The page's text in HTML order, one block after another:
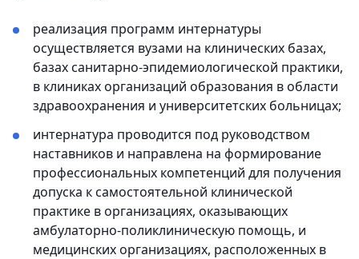
реализация программ интернатуры
осуществляется вузами на клинических базах,
базах санитарно-эпидемиологической практики,
в клиниках организаций образования в области
здравоохранения и университетских больницах;
интернатура проводится под руководством
наставников и направлена на формирование
профессиональных компетенций для получения
допуска к самостоятельной клинической
практике в организациях, оказывающих
амбулаторно-поликлиническую помощь, и
медицинских организациях, расположенных в